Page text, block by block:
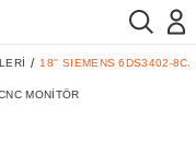
18'' SIEMENS 6DS3402-